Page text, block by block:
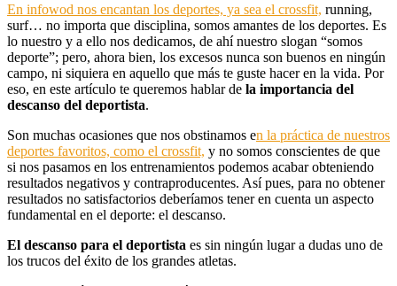
En infowod nos encantan los deportes, ya sea el crossfit, running,
surf… no importa que disciplina, somos amantes de los deportes. Es
lo nuestro y a ello nos dedicamos, de ahí nuestro slogan “somos
deporte”; pero, ahora bien, los excesos nunca son buenos en ningún
campo, ni siquiera en aquello que más te guste hacer en la vida. Por
eso, en este artículo te queremos hablar de la importancia del
descanso del deportista.
Son muchas ocasiones que nos obstinamos en la práctica de nuestros
deportes favoritos, como el crossfit, y no somos conscientes de que
si nos pasamos en los entrenamientos podemos acabar obteniendo
resultados negativos y contraproducentes. Así pues, para no obtener
resultados no satisfactorios deberíamos tener en cuenta un aspecto
fundamental en el deporte: el descanso.
El descanso para el deportista es sin ningún lugar a dudas uno de
los trucos del éxito de los grandes atletas.